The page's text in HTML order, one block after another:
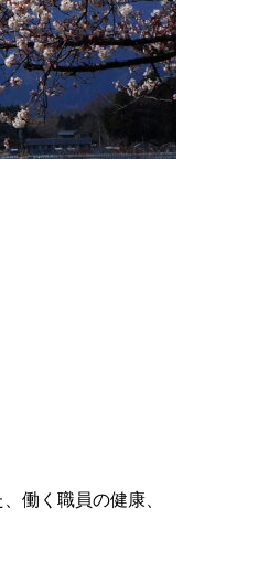
働く職員の健康、